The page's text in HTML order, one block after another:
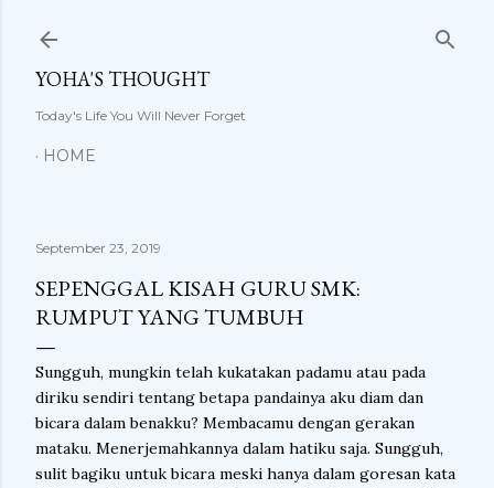
YOHA'S THOUGHT
Today's Life You Will Never Forget
HOME
September 23, 2019
SEPENGGAL KISAH GURU SMK:
RUMPUT YANG TUMBUH
Sungguh, mungkin telah kukatakan padamu atau pada
diriku sendiri tentang betapa pandainya aku diam dan
bicara dalam benakku? Membacamu dengan gerakan
mataku. Menerjemahkannya dalam hatiku saja. Sungguh,
sulit bagiku untuk bicara meski hanya dalam goresan kata